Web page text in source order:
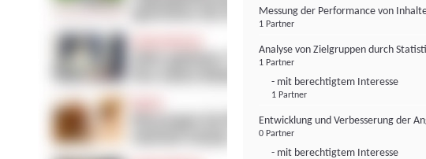
Messung der Performance von
1 Partner
Analyse von Zielgruppen durch
1 Partner
- mit berechtigtem Interesse
1 Partner
Entwicklung und Verbesserung der
0 Partner
- mit berechtigtem Interesse